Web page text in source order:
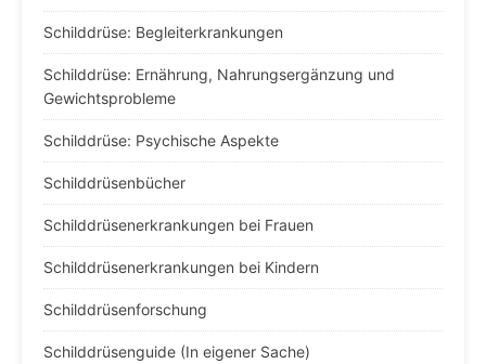
Schilddrüse: Begleiterkrankungen
Schilddrüse: Ernährung, Nahrungsergänzung und
Gewichtsprobleme
Schilddrüse: Psychische Aspekte
Schilddrüsenbücher
Schilddrüsenerkrankungen bei Frauen
Schilddrüsenerkrankungen bei Kindern
Schilddrüsenforschung
Schilddrüsenguide (In eigener Sache)